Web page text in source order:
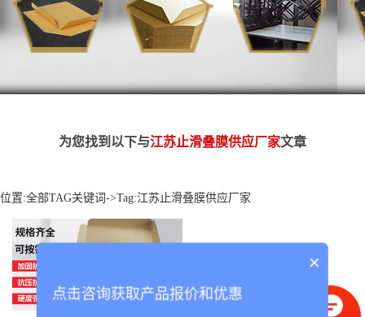
为您找到以下与江苏止滑叠膜供应厂家文章
位置:全部TAG关键词 ->Tag:江苏止滑叠膜供应厂家
×
点击咨询获取产品报价和优惠